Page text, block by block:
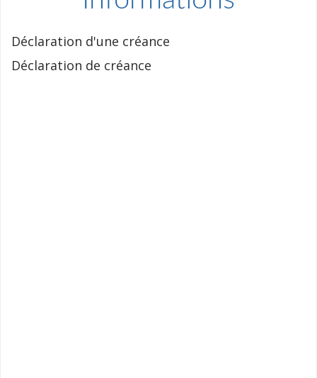
Déclaration d'une créance
Déclaration de créance